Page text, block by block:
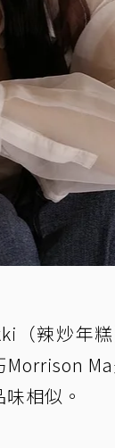
（辣炒年
Morrison
相似。